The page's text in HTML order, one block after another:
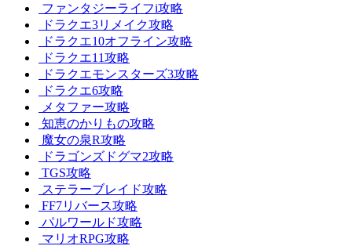
ファンタジーライフi攻略
ドラクエ3リメイク攻略
ドラクエ10オフライン攻略
ドラクエ11攻略
ドラクエモンスターズ3攻略
ドラクエ6攻略
メタファー攻略
知恵のかりもの攻略
魔女の泉R攻略
ドラゴンズドグマ2攻略
TGS攻略
ステラーブレイド攻略
FF7リバース攻略
パルワールド攻略
マリオRPG攻略